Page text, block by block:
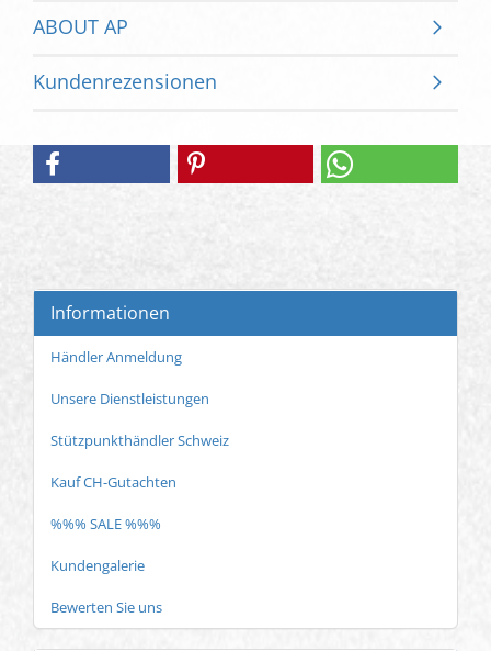
ABOUT AP
Kundenrezensionen
Informationen
Händler Anmeldung
Unsere Dienstleistungen
Stützpunkthändler Schweiz
Kauf CH-Gutachten
%%% SALE %%%
Kundengalerie
Bewerten Sie uns